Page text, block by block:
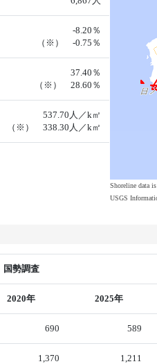
-8.20％
（※） -0.75％
37.40％
（※） 28.60％
537.70人／k㎡
（※） 338.30人／k㎡
Shoreline data
USGS
国勢調査
2020年 2025年
690 589
1,370 1,211